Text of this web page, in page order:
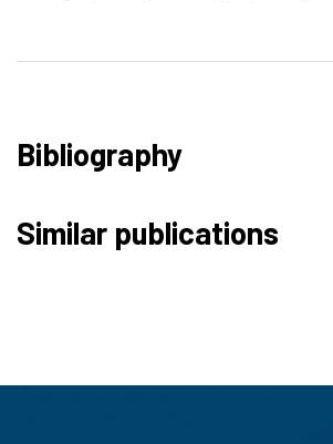
Bibliography
Similar publications